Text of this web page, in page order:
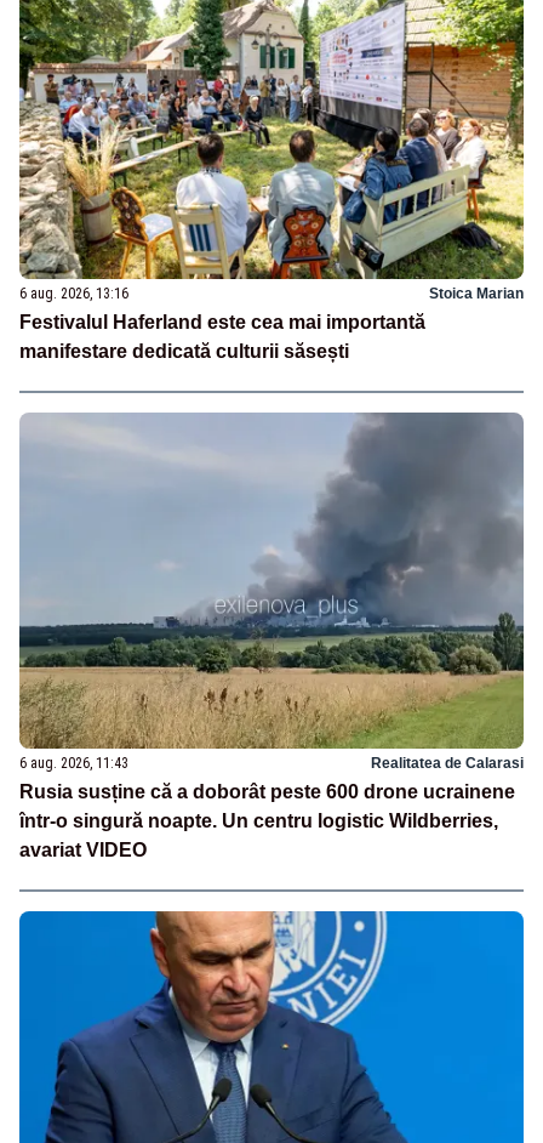
6 aug. 2026, 13:16 Stoica Marian
Festivalul Haferland este cea mai importantă
manifestare dedicată culturii săsești
6 aug. 2026, 11:43 Realitatea de Calarasi
Rusia susține că a doborât peste 600 drone ucrainene
într-o singură noapte. Un centru logistic Wildberries,
avariat VIDEO